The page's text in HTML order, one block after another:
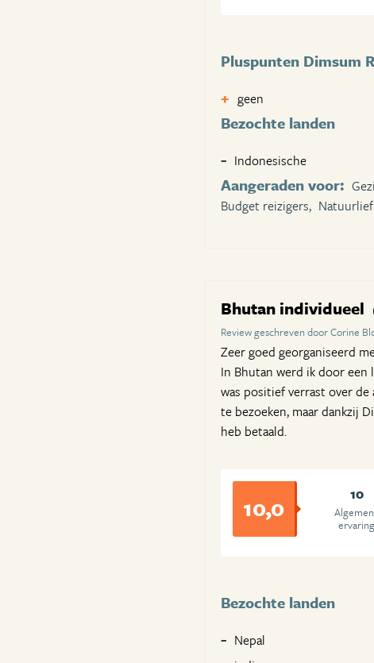
Pluspunten Dimsum
geen
Bezochte landen
Indonesische
Aangeraden voor:
Budget reizigers,
Bhutan individueel
Review geschreven door Corine
Zeer goed georganiseerd
In Bhutan werd ik door
was positief verrast over
te bezoeken, maar dankzij
heb betaald.
10,0 10
ervaring
Bezochte landen
Nepal